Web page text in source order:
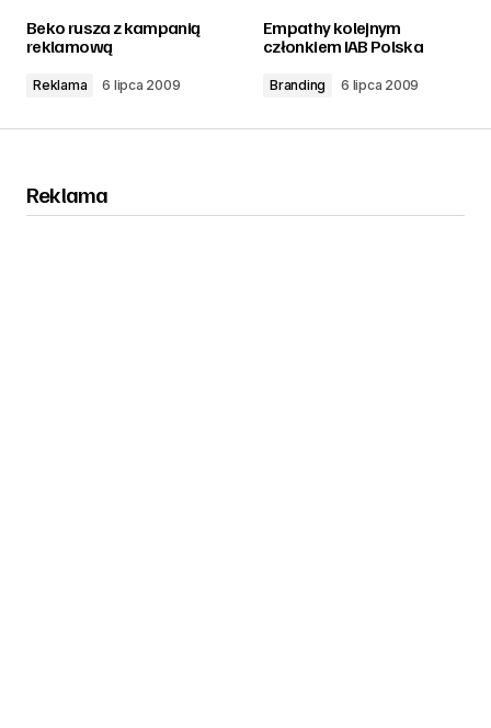
Beko rusza z kampanią
reklamową
Reklama 6 lipca 2009
Empathy kolejnym
członkiem IAB Polska
Branding 6 lipca 2009
Reklama